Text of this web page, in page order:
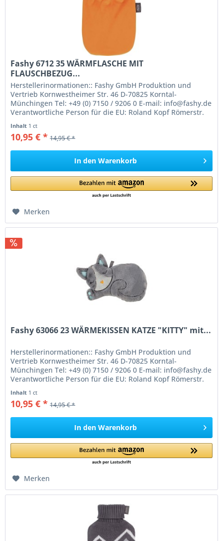
Fashy 6712 35 WÄRMFLASCHE MIT
FLAUSCHBEZUG...
Herstellerinormationen:: Fashy GmbH Produktion und
Vertrieb Kornwestheimer Str. 46 D-70825 Korntal-
Münchingen Tel: +49 (0) 7150 / 9206 0 E-mail: info@fashy.de
Verantwortliche Person für die EU: Roland Kopf Römerstr.
Inhalt 1 ct
10,95 € * 14,95 € *
In den Warenkorb
Merken
Fashy 63066 23 WÄRMEKISSEN KATZE "KITTY" mit...
Herstellerinormationen:: Fashy GmbH Produktion und
Vertrieb Kornwestheimer Str. 46 D-70825 Korntal-
Münchingen Tel: +49 (0) 7150 / 9206 0 E-mail: info@fashy.de
Verantwortliche Person für die EU: Roland Kopf Römerstr.
Inhalt 1 ct
10,95 € * 14,95 € *
In den Warenkorb
Merken